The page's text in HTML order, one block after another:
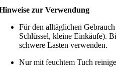
zur Verwendung
Für den alltäglichen
Schlüssel, kleine Einkäufe).
schwere Lasten verwenden.
Nur mit feuchtem Tuch